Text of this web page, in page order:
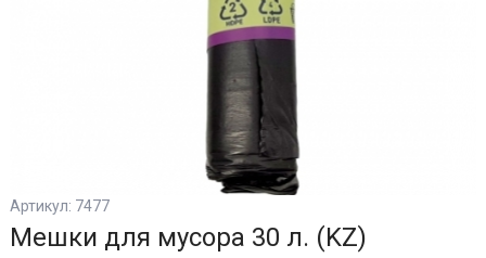
Артикул: 7477
Мешки для мусора 30 л. (KZ)